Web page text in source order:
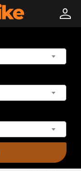
person